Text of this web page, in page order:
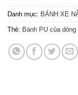
Danh mục: BÁNH XE
Thẻ: Bánh PU của